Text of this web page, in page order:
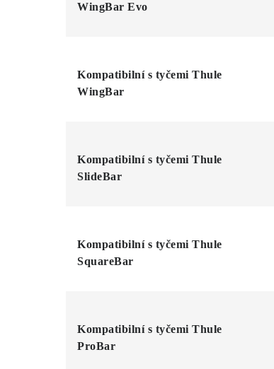
WingBar Evo
Kompatibilní s tyčemi Thule
WingBar
Kompatibilní s tyčemi Thule
SlideBar
Kompatibilní s tyčemi Thule
SquareBar
Kompatibilní s tyčemi Thule
ProBar